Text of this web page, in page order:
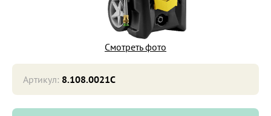
Смотреть фото
Артикул: 8.108.0021C